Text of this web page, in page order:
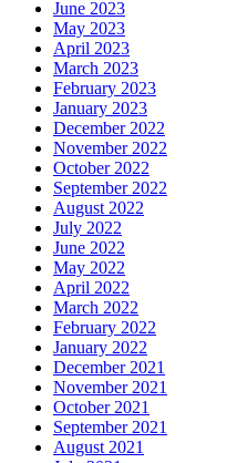
June 2023
May 2023
April 2023
March 2023
February 2023
January 2023
December 2022
November 2022
October 2022
September 2022
August 2022
July 2022
June 2022
May 2022
April 2022
March 2022
February 2022
January 2022
December 2021
November 2021
October 2021
September 2021
August 2021